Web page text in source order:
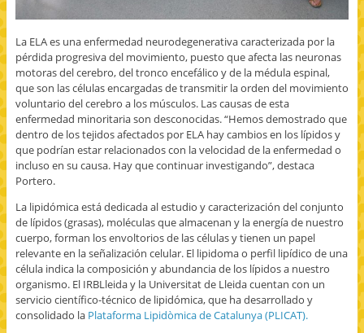
La ELA es una enfermedad neurodegenerativa caracterizada por la
pérdida progresiva del movimiento, puesto que afecta las neuronas
motoras del cerebro, del tronco encefálico y de la médula espinal,
que son las células encargadas de transmitir la orden del movimiento
voluntario del cerebro a los músculos. Las causas de esta
enfermedad minoritaria son desconocidas. “Hemos demostrado que
dentro de los tejidos afectados por ELA hay cambios en los lípidos y
que podrían estar relacionados con la velocidad de la enfermedad o
incluso en su causa. Hay que continuar investigando”, destaca
Portero.
La lipidómica está dedicada al estudio y caracterización del conjunto
de lípidos (grasas), moléculas que almacenan y la energía de nuestro
cuerpo, forman los envoltorios de las células y tienen un papel
relevante en la señalización celular. El lipidoma o perfil lipídico de una
célula indica la composición y abundancia de los lípidos a nuestro
organismo. El IRBLleida y la Universitat de Lleida cuentan con un
servicio científico-técnico de lipidómica, que ha desarrollado y
consolidado la Plataforma Lipidòmica de Catalunya (PLICAT).